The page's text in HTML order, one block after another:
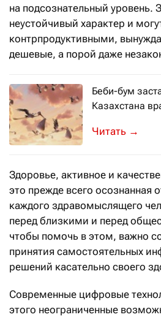
на подсознательный уровень.
неустойчивый характер и
контрпродуктивными,
дешевые, а порой даже
Беби-бум
Казахстана
Какие →
Здоровье, активное и
это прежде всего осознанная
каждого здравомыслящего
перед близкими и перед
чтобы помочь в этом, важно
принятия самостоятельных
решений касательно своего
Современные цифровые
этого неограниченные